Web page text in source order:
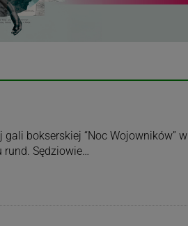
bokserskiej “Noc Wojowników” w
Sędziowie…